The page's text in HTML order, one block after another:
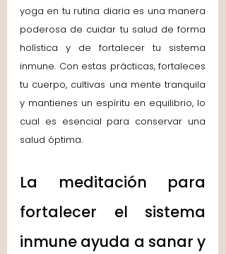
yoga en tu rutina diaria es una manera
poderosa de cuidar tu salud de forma
holística y de fortalecer tu sistema
inmune. Con estas prácticas, fortaleces
tu cuerpo, cultivas una mente tranquila
y mantienes un espíritu en equilibrio, lo
cual es esencial para conservar una
salud óptima.
La meditación para
fortalecer el sistema
inmune ayuda a sanar y